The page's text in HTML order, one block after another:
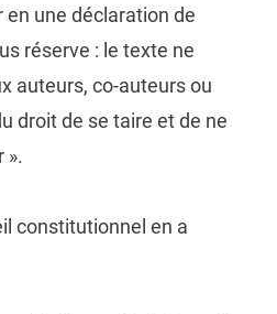
une déclaration de
réserve : le texte ne
auteurs, co-auteurs ou
droit de se taire et de ne
».
constitutionnel en a